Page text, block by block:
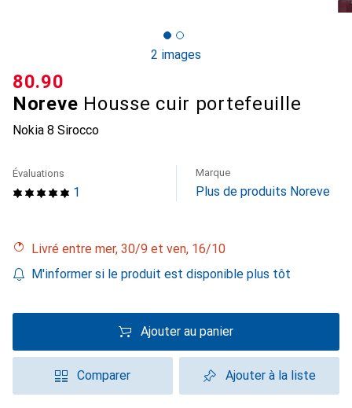
2 images
Noreve Housse cuir portefeuille
Nokia 8 Sirocco
CHF
80.90
1
Évaluations Marque
Plus de produits Noreve
Livré entre mer, 30/9 et ven, 16/10
M'informer si le produit est disponible plus tôt
Ajouter au panier
Comparer Ajouter à la liste